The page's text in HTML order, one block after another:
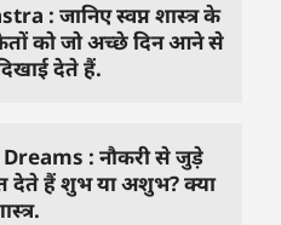
: जानिए स्वप्न शास्त्र के
को जो अच्छे दिन आने से
देते हैं.
: नौकरी से जुड़े
देते हैं शुभ या अशुभ? क्या